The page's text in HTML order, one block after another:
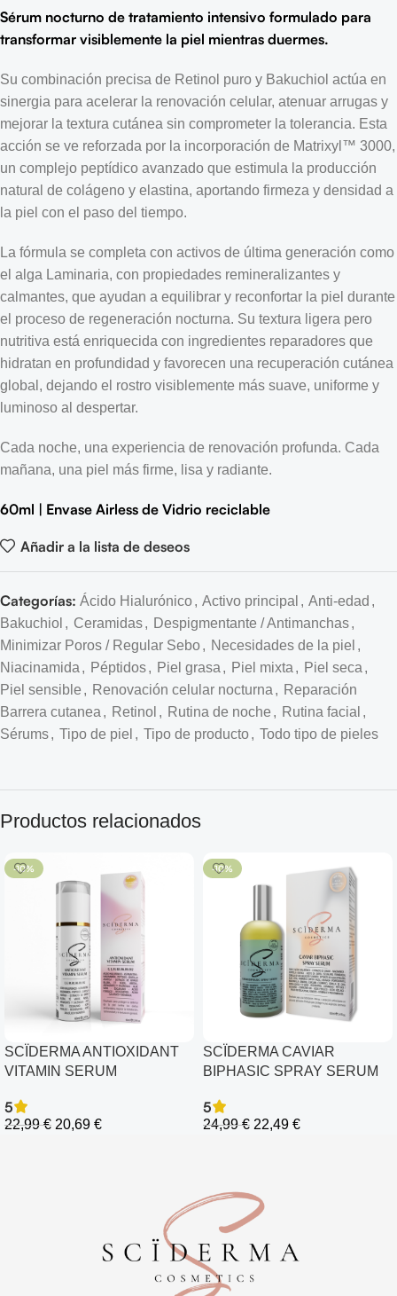
Sérum nocturno de tratamiento intensivo formulado para
transformar visiblemente la piel mientras duermes.
Su combinación precisa de Retinol puro y Bakuchiol actúa en
sinergia para acelerar la renovación celular, atenuar arrugas y
mejorar la textura cutánea sin comprometer la tolerancia. Esta
acción se ve reforzada por la incorporación de Matrixyl™ 3000,
un complejo peptídico avanzado que estimula la producción
natural de colágeno y elastina, aportando firmeza y densidad a
la piel con el paso del tiempo.
La fórmula se completa con activos de última generación como
el alga Laminaria, con propiedades remineralizantes y
calmantes, que ayudan a equilibrar y reconfortar la piel durante
el proceso de regeneración nocturna. Su textura ligera pero
nutritiva está enriquecida con ingredientes reparadores que
hidratan en profundidad y favorecen una recuperación cutánea
global, dejando el rostro visiblemente más suave, uniforme y
luminoso al despertar.
Cada noche, una experiencia de renovación profunda. Cada
mañana, una piel más firme, lisa y radiante.
60ml | Envase Airless de Vidrio reciclable
Añadir a la lista de deseos
Categorías: Ácido Hialurónico, Activo principal , Anti-edad ,
Bakuchiol , Ceramidas, Despigmentante / Antimanchas,
Minimizar Poros / Regular Sebo, Necesidades de la piel ,
Niacinamida , Péptidos, Piel grasa , Piel mixta , Piel seca ,
Piel sensible , Renovación celular nocturna , Reparación
Barrera cutanea , Retinol , Rutina de noche , Rutina facial ,
Sérums, Tipo de piel , Tipo de producto, Todo tipo de pieles
Productos relacionados
-10%
SCÏDERMA ANTIOXIDANT
VITAMIN SERUM
5
22,99€ 20,69 €
-10%
SCÏDERMA CAVIAR
BIPHASIC SPRAY SERUM
5
24,99€ 22,49 €